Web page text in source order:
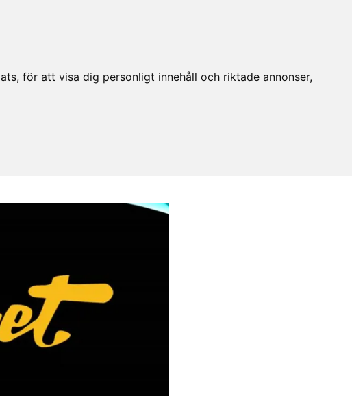
för att visa dig personligt innehåll och riktade annonser,